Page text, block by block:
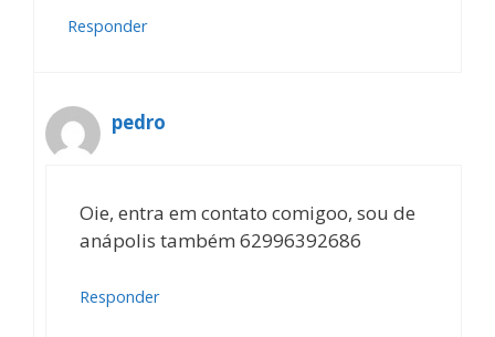
Responder
pedro
Oie, entra em contato comigoo, sou de
anápolis também 62996392686
Responder